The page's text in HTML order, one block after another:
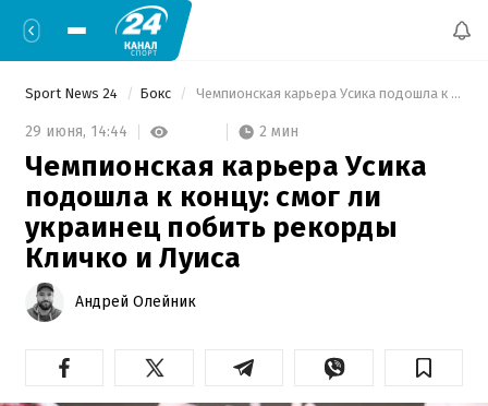
Sport News 24 Бокс Чемпионская карьера Усика подошла к концу: смог ли украинец побить рекорды Кличко и Луиса
29 июня, 14:44 2 мин
Чемпионская карьера Усика
подошла к концу: смог ли
украинец побить рекорды
Кличко и Луиса
Андрей Олейник